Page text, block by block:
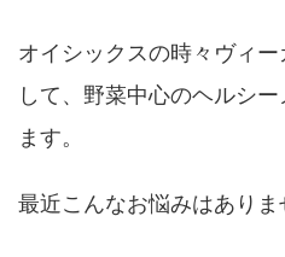
オイシックスの時々ヴィ
して、野菜中心のヘルシ
ます。
最近こんなお悩みはありま